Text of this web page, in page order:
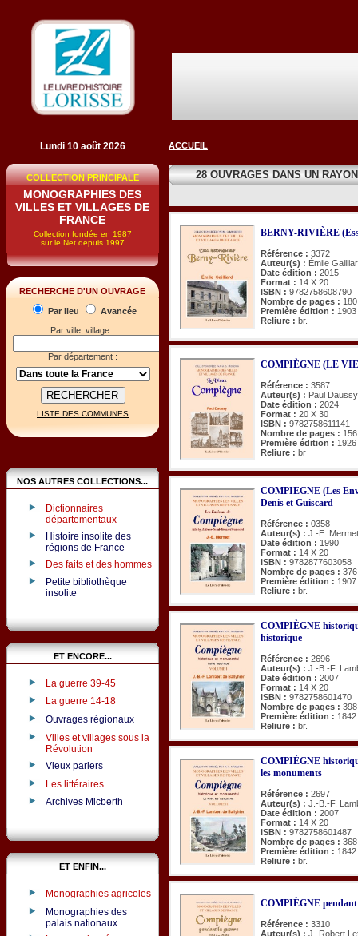
Lundi 10 août 2026
COLLECTION PRINCIPALE
MONOGRAPHIES DES
VILLES ET VILLAGES DE
FRANCE
Collection fondée en 1987
sur le Net depuis 1997
RECHERCHE D'UN OUVRAGE
Par lieu
Avancée
Par ville, village :
Par département :
LISTE DES COMMUNES
NOS AUTRES COLLECTIONS...
Dictionnaires
départementaux
Histoire insolite des
régions de France
Des faits et des hommes
Petite bibliothèque
insolite
ET ENCORE...
La guerre 39-45
La guerre 14-18
Ouvrages régionaux
Villes et villages sous la
Révolution
Vieux parlers
Les littéraires
Archives Micberth
ET ENFIN...
Monographies agricoles
Monographies des
palais nationaux
ACCUEIL
28 OUVRAGES DANS UN
BERNY-RIVIÈRE
Référence : 3372
Auteur(s) : Émile
Date édition : 2015
Format : 14 X 20
ISBN : 9782758608790
Nombre de pages : 180
Première édition : 1903
Reliure : br.
COMPIÈGNE (LE
Référence : 3587
Auteur(s) : Paul Daussy
Date édition : 2024
Format : 20 X 30
ISBN : 9782758611141
Nombre de pages : 156
Première édition : 1926
Reliure : br
COMPIEGNE (Les
Denis et Guiscard
Référence : 0358
Auteur(s) : J.-E. Mermet
Date édition : 1990
Format : 14 X 20
ISBN : 9782877603058
Nombre de pages : 376
Première édition : 1907
Reliure : br.
COMPIÈGNE
historique
Référence : 2696
Auteur(s) : J.-B.-F.
Date édition : 2007
Format : 14 X 20
ISBN : 9782758601470
Nombre de pages : 398
Première édition : 1842
Reliure : br.
COMPIÈGNE
les monuments
Référence : 2697
Auteur(s) : J.-B.-F.
Date édition : 2007
Format : 14 X 20
ISBN : 9782758601487
Nombre de pages : 368
Première édition : 1842
Reliure : br.
COMPIÈGNE pendant
Référence : 3310
Auteur(s) : J.-Robert